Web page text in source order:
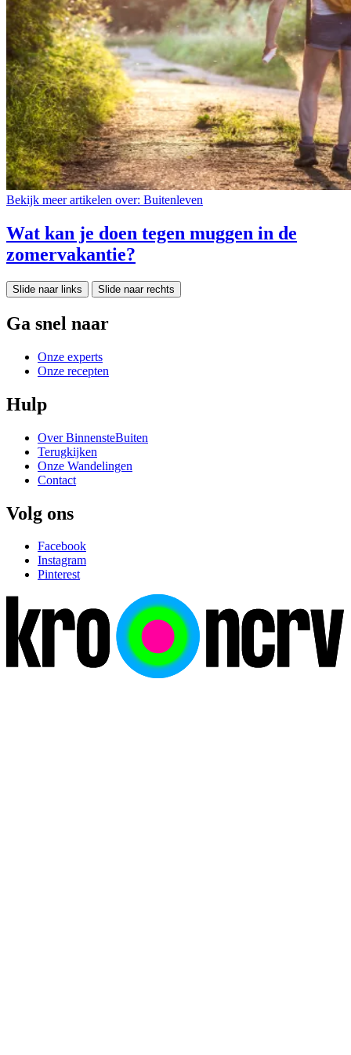
Bekijk meer artikelen over: Buitenleven
Wat kan je doen tegen muggen in de
zomervakantie?
Slide naar links Slide naar rechts
Ga snel naar
Onze experts
Onze recepten
Hulp
Over BinnensteBuiten
Terugkijken
Onze Wandelingen
Contact
Volg ons
Facebook
Instagram
Pinterest